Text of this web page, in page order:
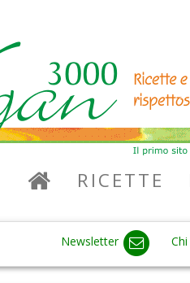
RICETTE
Newsletter